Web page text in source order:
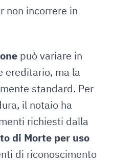
non incorrere in
può variare in
ereditario, ma la
standard. Per
il notaio ha
richiesti dalla
di Morte per uso
di riconoscimento